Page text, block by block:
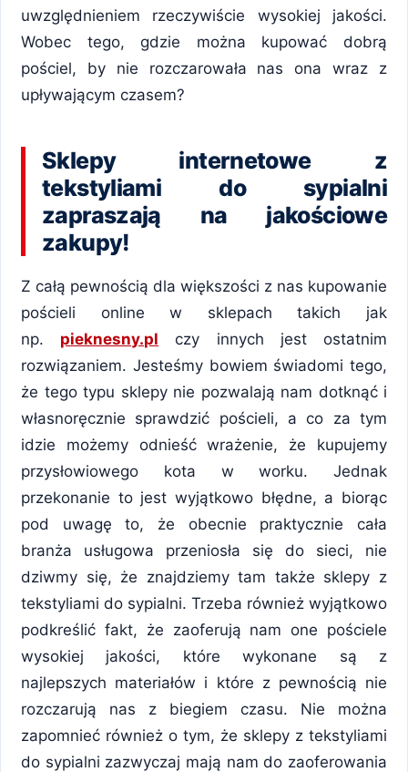
uwzględnieniem rzeczywiście wysokiej jakości.
Wobec tego, gdzie można kupować dobrą
pościel, by nie rozczarowała nas ona wraz z
upływającym czasem?
Sklepy internetowe z
tekstyliami do sypialni
zapraszają na jakościowe
zakupy!
Z całą pewnością dla większości z nas kupowanie
pościeli online w sklepach takich jak
np. pieknesny.pl czy innych jest ostatnim
rozwiązaniem. Jesteśmy bowiem świadomi tego,
że tego typu sklepy nie pozwalają nam dotknąć i
własnoręcznie sprawdzić pościeli, a co za tym
idzie możemy odnieść wrażenie, że kupujemy
przysłowiowego kota w worku. Jednak
przekonanie to jest wyjątkowo błędne, a biorąc
pod uwagę to, że obecnie praktycznie cała
branża usługowa przeniosła się do sieci, nie
dziwmy się, że znajdziemy tam także sklepy z
tekstyliami do sypialni. Trzeba również wyjątkowo
podkreślić fakt, że zaoferują nam one pościele
wysokiej jakości, które wykonane są z
najlepszych materiałów i które z pewnością nie
rozczarują nas z biegiem czasu. Nie można
zapomnieć również o tym, że sklepy z tekstyliami
do sypialni zazwyczaj mają nam do zaoferowania